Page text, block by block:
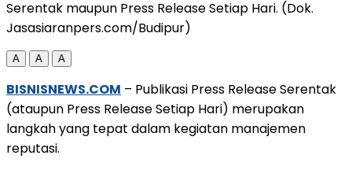
Serentak maupun Press Release Setiap Hari. (Dok.
Jasasiaranpers.com/Budipur)
A A A
BISNISNEWS.COM – Publikasi Press Release Serentak
(ataupun Press Release Setiap Hari) merupakan
langkah yang tepat dalam kegiatan manajemen
reputasi.